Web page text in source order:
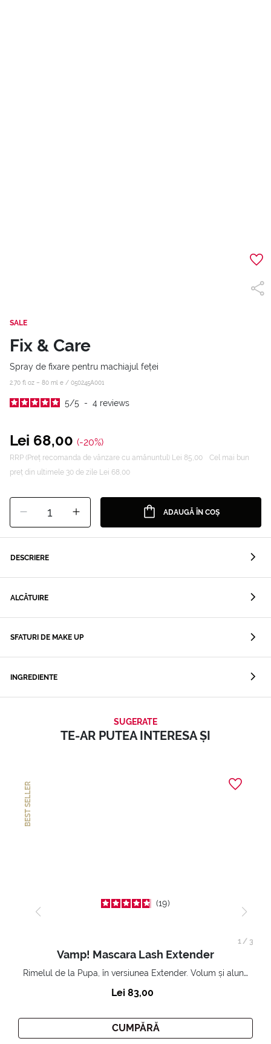
SALE
Fix & Care
Spray de fixare pentru machiajul feței
2.70 fl oz – 80 ml e / 050245A001
5/5 - 4 reviews
Lei 68,00 (-20%)
RRP (Preț recomanda de vânzare cu amănuntul) Lei 85,00
Cel mai bun
preț din ultimele 30 de zile Lei 68,00
1 ADAUGĂ ÎN COȘ
DESCRIERE
ALCĂTUIRE
SFATURI DE MAKE UP
INGREDIENTE
SUGERATE
TE-AR PUTEA INTERESA ȘI
BEST SELLER
19
Vamp! Mascara Lash Extender
Rimelul de la Pupa, în versiunea Extender. Volum și alungire 3D. Gene amplificate și ridicate la infinit.
Lei 83,00
CUMPĂRĂ
1/ 3